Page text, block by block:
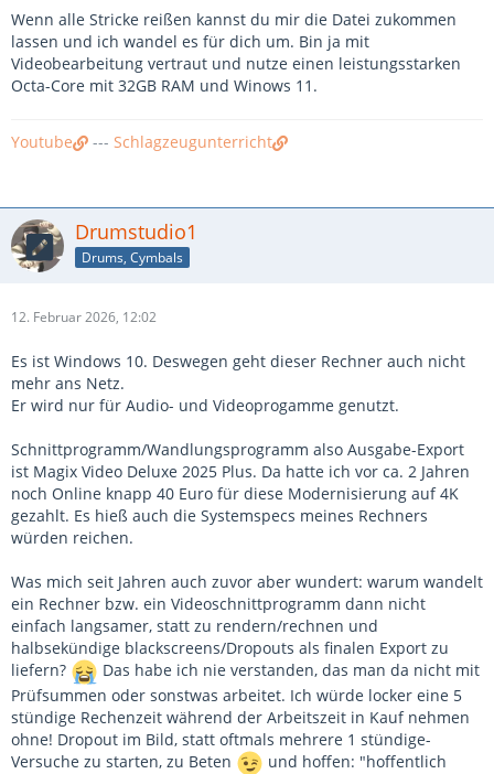
Wenn alle Stricke reißen kannst du mir die Datei zukommen
lassen und ich wandel es für dich um. Bin ja mit
Videobearbeitung vertraut und nutze einen leistungsstarken
Octa-Core mit 32GB RAM und Winows 11.
Youtube --- Schlagzeugunterricht
Drumstudio1
Drums, Cymbals
12. Februar 2026, 12:02
Es ist Windows 10. Deswegen geht dieser Rechner auch nicht
mehr ans Netz.
Er wird nur für Audio- und Videoprogamme genutzt.
Schnittprogramm/Wandlungsprogramm also Ausgabe-Export
ist Magix Video Deluxe 2025 Plus. Da hatte ich vor ca. 2 Jahren
noch Online knapp 40 Euro für diese Modernisierung auf 4K
gezahlt. Es hieß auch die Systemspecs meines Rechners
würden reichen.
Was mich seit Jahren auch zuvor aber wundert: warum wandelt
ein Rechner bzw. ein Videoschnittprogramm dann nicht
einfach langsamer, statt zu rendern/rechnen und
halbsekündige blackscreens/Dropouts als finalen Export zu
liefern?
Das habe ich nie verstanden, das man da nicht mit
Prüfsummen oder sonstwas arbeitet. Ich würde locker eine 5
stündige Rechenzeit während der Arbeitszeit in Kauf nehmen
ohne! Dropout im Bild, statt oftmals mehrere 1 stündige-
Versuche zu starten, zu Beten
und hoffen: "hoffentlich